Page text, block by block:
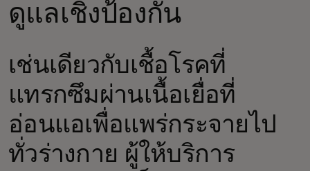
ดูแลเชิงป้องกัน
เช่นเดียวกับเชื้อโรคที่
แทรกซึมผ่านเนื้อเยื่อที่
อ่อนแอเพื่อแพร่กระจายไป
ทั่วร่างกาย ผู้ให้บริการ